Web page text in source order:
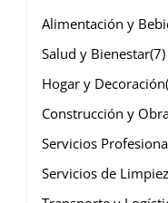
Alimentación y
Salud y Bienestar(7)
Hogar y Decoración
Construcción y
Servicios
Servicios de